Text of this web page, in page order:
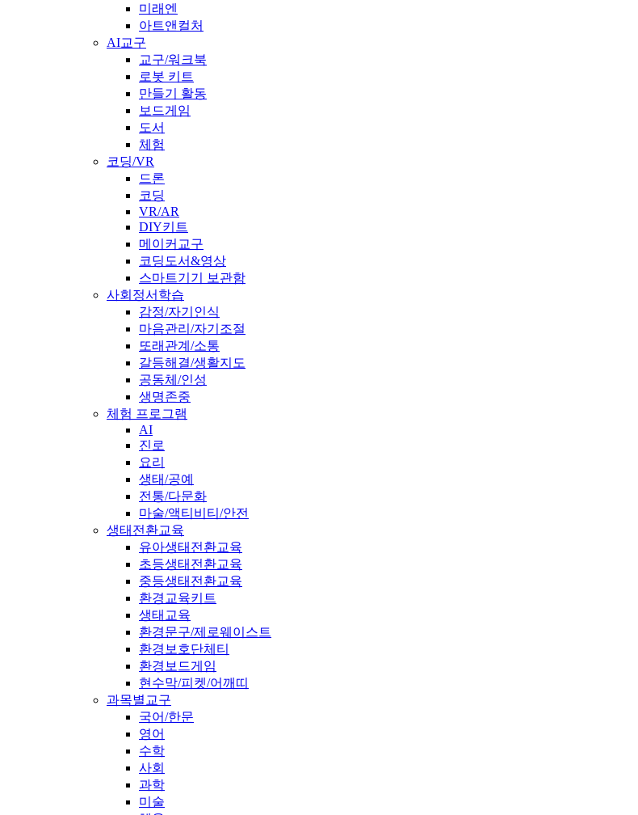
미래엔
아트앤컬처
AI교구
교구/워크북
로봇 키트
만들기 활동
보드게임
도서
체험
코딩/VR
드론
코딩
VR/AR
DIY키트
메이커교구
코딩도서&영상
스마트기기 보관함
사회정서학습
감정/자기인식
마음관리/자기조절
또래관계/소통
갈등해결/생활지도
공동체/인성
생명존중
체험 프로그램
AI
진로
요리
생태/공예
전통/다문화
마술/액티비티/안전
생태전환교육
유아생태전환교육
초등생태전환교육
중등생태전환교육
환경교육키트
생태교육
환경문구/제로웨이스트
환경보호단체티
환경보드게임
현수막/피켓/어깨띠
과목별교구
국어/한문
영어
수학
사회
과학
미술